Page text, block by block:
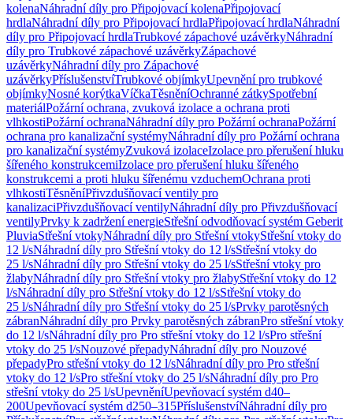
kolenaNáhradní díly pro Připojovací kolenaPřipojovací
hrdlaNáhradní díly pro Připojovací hrdlaPřipojovací hrdlaNáhradní
díly pro Připojovací hrdlaTrubkové zápachové uzávěrkyNáhradní
díly pro Trubkové zápachové uzávěrkyZápachové
uzávěrkyNáhradní díly pro Zápachové
uzávěrkyPříslušenstvíTrubkové objímkyUpevnění pro trubkové
objímkyNosné korýtkaVíčkaTěsněníOchranné zátkySpotřební
materiálPožární ochrana, zvuková izolace a ochrana proti
vlhkostiPožární ochranaNáhradní díly pro Požární ochranaPožární
ochrana pro kanalizační systémyNáhradní díly pro Požární ochrana
pro kanalizační systémyZvuková izolaceIzolace pro přerušení hluku
šířeného konstrukcemiIzolace pro přerušení hluku šířeného
konstrukcemi a proti hluku šířenému vzduchemOchrana proti
vlhkostiTěsněníPřivzdušňovací ventily pro
kanalizaciPřivzdušňovací ventilyNáhradní díly pro Přivzdušňovací
ventilyPrvky k zadržení energieStřešní odvodňovací systém Geberit
PluviaStřešní vtokyNáhradní díly pro Střešní vtokyStřešní vtoky do
12 l/sNáhradní díly pro Střešní vtoky do 12 l/sStřešní vtoky do
25 l/sNáhradní díly pro Střešní vtoky do 25 l/sStřešní vtoky pro
žlabyNáhradní díly pro Střešní vtoky pro žlabyStřešní vtoky do 12
l/sNáhradní díly pro Střešní vtoky do 12 l/sStřešní vtoky do
25 l/sNáhradní díly pro Střešní vtoky do 25 l/sPrvky parotěsných
zábranNáhradní díly pro Prvky parotěsných zábranPro střešní vtoky
do 12 l/sNáhradní díly pro Pro střešní vtoky do 12 l/sPro střešní
vtoky do 25 l/sNouzové přepadyNáhradní díly pro Nouzové
přepadyPro střešní vtoky do 12 l/sNáhradní díly pro Pro střešní
vtoky do 12 l/sPro střešní vtoky do 25 l/sNáhradní díly pro Pro
střešní vtoky do 25 l/sUpevněníUpevňovací systém d40–
200Upevňovací systém d250–315PříslušenstvíNáhradní díly pro